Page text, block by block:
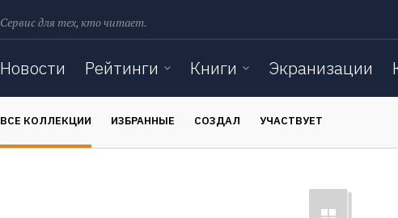
Сервис для тех, кто читает.
Новости Рейтинги Книги Экранизации
ВСЕ КОЛЛЕКЦИИ ИЗБРАННЫЕ СОЗДАЛ УЧАСТВУЕТ